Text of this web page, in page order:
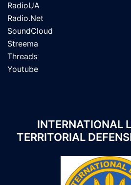
RadioUA
Radio.Net
SoundCloud
Streema
Threads
Youtube
INTERNATIONAL
TERRITORIAL